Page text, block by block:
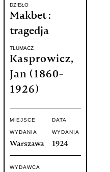
DZIEŁO
Makbet :
tragedja
TŁUMACZ
Kasprowicz,
Jan (1860-
1926)
MIEJSCE
WYDANIA
Warszawa
DATA
WYDANIA
1924
WYDAWCA